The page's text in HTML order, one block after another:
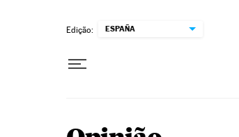
Edição: ESPAÑA